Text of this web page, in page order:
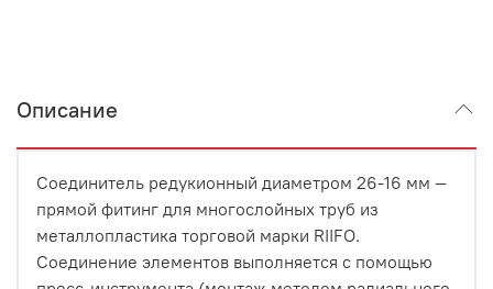
Описание
Соединитель редукионный диаметром 26-16 мм —
прямой фитинг для многослойных труб из
металлопластика торговой марки RIIFO.
Соединение элементов выполняется с помощью